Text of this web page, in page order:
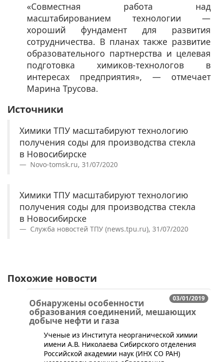
«Совместная работа над
масштабированием технологии —
хороший фундамент для развития
сотрудничества. В планах также развитие
образовательного партнерства и целевая
подготовка химиков-технологов в
интересах предприятия», — отмечает
Марина Трусова.
Источники
Химики ТПУ масштабируют технологию
получения соды для производства стекла
в Новосибирске
Novo-tomsk.ru, 31/07/2020
Химики ТПУ масштабируют технологию
получения соды для производства стекла
в Новосибирске
Служба новостей ТПУ (news.tpu.ru), 31/07/2020
Похожие новости
03/01/2019
Обнаружены особенности
образования соединений, мешающих
добыче нефти и газа
​​Ученые из Института неорганической химии
имени А.В. Николаева Сибирского отделения
Российской академии наук (ИНХ СО РАН)